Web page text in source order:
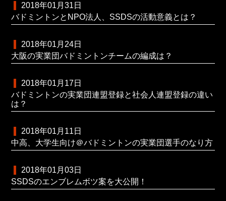
2018年01月31日
バドミントンとNPO法人、SSDSの活動意義とは？
2018年01月24日
大阪の実業団バドミントンチームの編成は？
2018年01月17日
バドミントンの実業団連盟登録と社会人連盟登録の違い
は？
2018年01月11日
中高、大学生向け＠バドミントンの実業団選手のなり方
2018年01月03日
SSDSのエンブレムボツ案を大公開！